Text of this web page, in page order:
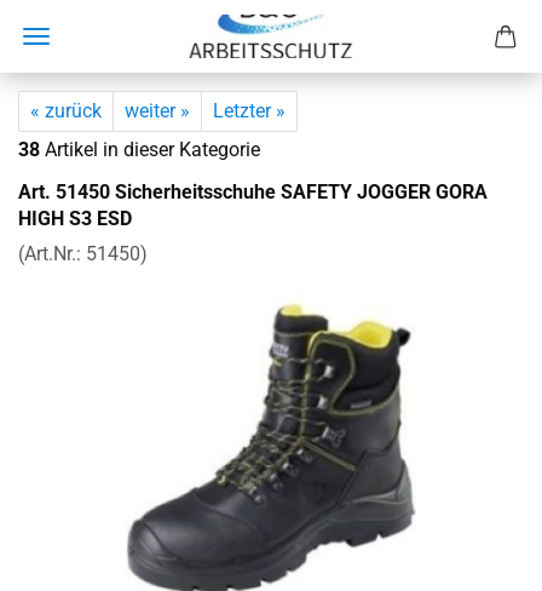
« zurück weiter »
Letzter »
38 Artikel in dieser Kategorie
Art. 51450 Si­cher­heits­schu­he SAFE­TY JOG­GER GORA
HIGH S3 ESD
(Art.Nr.: 51450)